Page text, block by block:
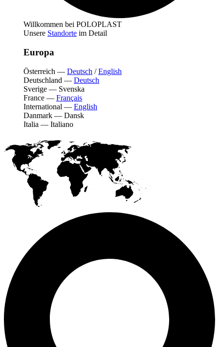
Willkommen bei POLOPLAST
Unsere Standorte im Detail
Europa
Österreich — Deutsch /English
Deutschland — Deutsch
Sverige — Svenska
France — Français
International — English
Danmark — Dansk
Italia — Italiano